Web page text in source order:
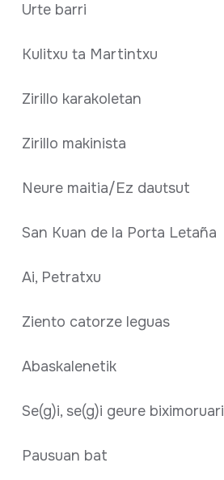
Urte barri
Kulitxu ta Martintxu
Zirillo karakoletan
Zirillo makinista
Neure maitia/Ez dautsut
San Kuan de la Porta Letaña
Ai, Petratxu
Ziento catorze leguas
Abaskalenetik
Se(g)i, se(g)i geure biximoruari
Pausuan bat